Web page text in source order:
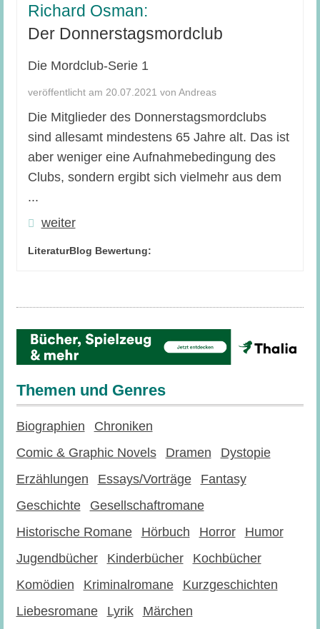
Richard Osman:
Der Donnerstagsmordclub
Die Mordclub-Serie 1
veröffentlicht am 20.07.2021 von Andreas
Die Mitglieder des Donnerstagsmordclubs
sind allesamt mindestens 65 Jahre alt. Das ist
aber weniger eine Aufnahmebedingung des
Clubs, sondern ergibt sich vielmehr aus dem
...
weiter
LiteraturBlog Bewertung:
Themen und Genres
Biographien
Chroniken
Comic & Graphic Novels
Dramen
Dystopie
Erzählungen
Essays/Vorträge
Fantasy
Geschichte
Gesellschaftromane
Historische Romane
Hörbuch Horror
Humor
Jugendbücher
Kinderbücher
Kochbücher
Komödien
Kriminalromane
Kurzgeschichten
Liebesromane
Lyrik
Märchen